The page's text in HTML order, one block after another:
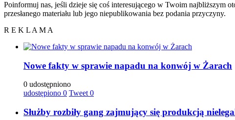
Poinformuj nas, jeśli dzieje się coś interesującego w Twoim najbliższym
przesłanego materiału lub jego niepublikowania bez podania przyczyny.
R E K L A M A
Nowe fakty w sprawie napadu na konwój w Żarach
0 udostępniono
udostępiono 0 Tweet 0
Służby rozbiły gang zajmujący się produkcją